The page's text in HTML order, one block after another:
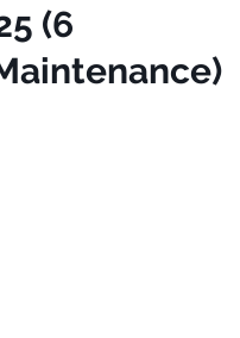
(6